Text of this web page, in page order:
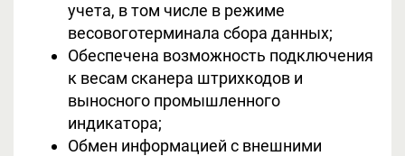
учета, в том числе в режиме
весовоготерминала сбора данных;
Обеспечена возможность подключения
к весам сканера штрихкодов и
выносного промышленного
индикатора;
Обмен информацией с внешними